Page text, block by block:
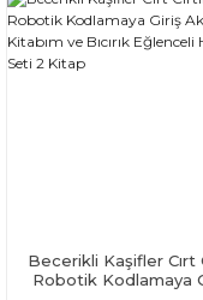
Becerikli Kaşifler Cırt
Robotik Kodlamaya